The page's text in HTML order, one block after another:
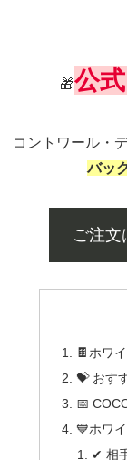
🎁公
コントワール・
バッ
ご注文
🍫ホワ
💝 おす
📅
💙ホワ
✔ 相